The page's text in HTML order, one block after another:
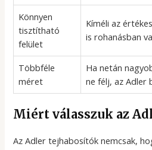
Könnyen
tisztítható
felület
Kíméli az
is rohanásban
Többféle
méret
Ha netán
ne félj, az Adler
Miért válasszuk az
Az Adler tejhabosítók nemcsak,